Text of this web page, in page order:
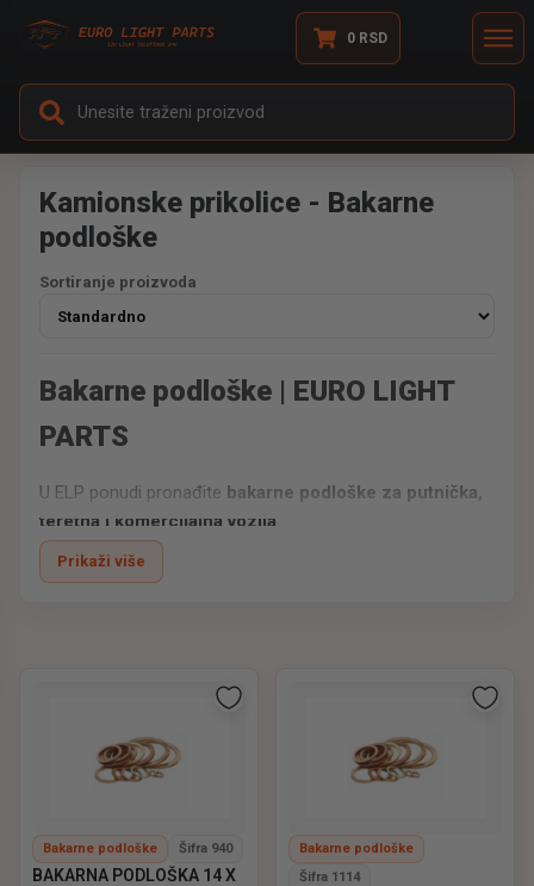
0 RSD
Kamionske prikolice - Bakarne
podloške
Sortiranje proizvoda
Bakarne podloške | EURO LIGHT
PARTS
U ELP ponudi pronađite bakarne podloške za putnička,
teretna i komercijalna vozila
Izrađene od kvalitetnog bakra, ove podloške obezbeđuju
odlično zaptivanje, otpornost na visoke temperature i
, pogodne za servise, mehaničare i
ELP – pouzdan izbor bakarnih podložaka za sve
Prikaži više
Bakarne podloške Šifra 940
BAKARNA PODLOŠKA 14 X
Bakarne podloške
Šifra 1114